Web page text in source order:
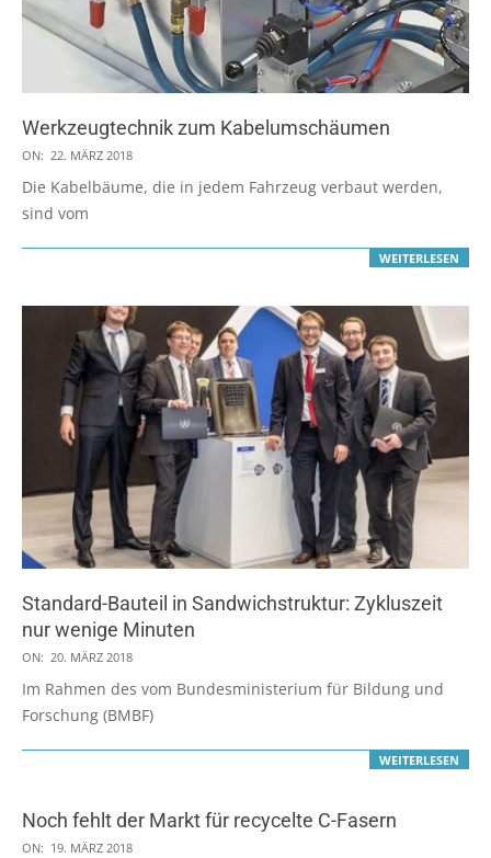
Werkzeugtechnik zum Kabelumschäumen
2018-
03-
22
ON: 22. MÄRZ 2018
Die Kabelbäume, die in jedem Fahrzeug verbaut werden,
sind vom
WEITERLESEN
Standard-Bauteil in Sandwichstruktur: Zykluszeit
nur wenige Minuten
2018-
03-
20
ON: 20. MÄRZ 2018
Im Rahmen des vom Bundesministerium für Bildung und
Forschung (BMBF)
WEITERLESEN
Noch fehlt der Markt für recycelte C-Fasern
2018-
ON: 19. MÄRZ 2018